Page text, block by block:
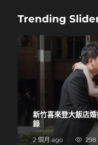
Trending
新竹喜來登大飯店
錄
2 個月 ago 298